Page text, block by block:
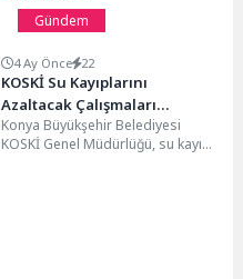
Gündem
4 Ay Önce 22
KOSKİ Su Kayıplarını
Azaltacak Çalışmaları
Sürdürüyor
Konya Büyükşehir Belediyesi
KOSKİ Genel Müdürlüğü, su kayıp-